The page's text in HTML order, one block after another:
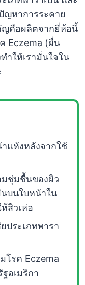
ญหาการระคาย
ญคือผลิตจากยี่ห้อนี้
Eczema (ผื่น
ำให้เรามั่นใจใน
แห้งหลังจากใช้
มชุ่มชื้นของผิว
บนใบหน้าใน
สิวเห่อ
ประเภทพารา
โรค Eczema
อเมริกา